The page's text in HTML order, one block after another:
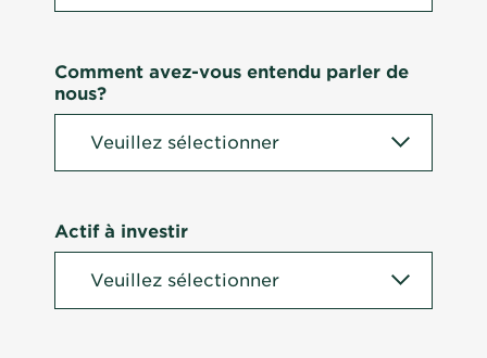
Comment avez-vous entendu parler de
nous?
Actif à investir